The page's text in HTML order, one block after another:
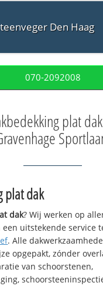
Den Haag
070-2092008
plat
plat dak
dak? Wij werken op
uitstekende service
. Alle
opgepakt, zónder
van schoorstenen,